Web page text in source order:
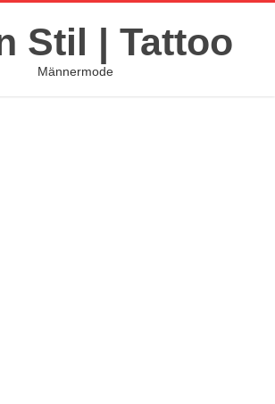
Stil | Tattoo
Männermode